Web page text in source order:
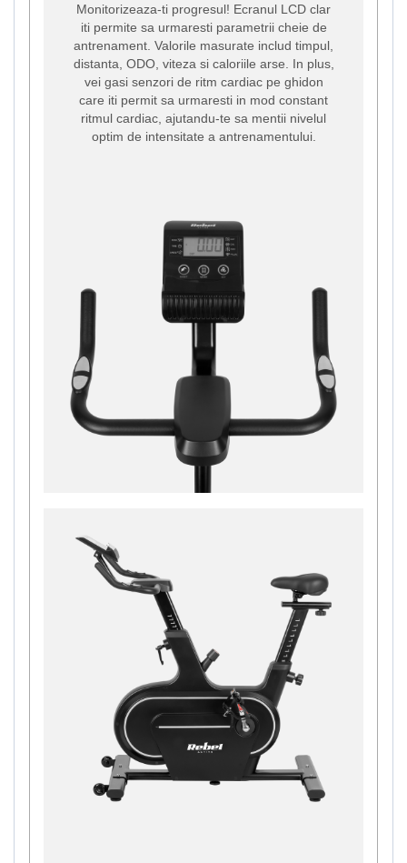
Monitorizeaza-ti progresul! Ecranul LCD clar
iti permite sa urmaresti parametrii cheie de
antrenament. Valorile masurate includ timpul,
distanta, ODO, viteza si caloriile arse. In plus,
vei gasi senzori de ritm cardiac pe ghidon
care iti permit sa urmaresti in mod constant
ritmul cardiac, ajutandu-te sa mentii nivelul
optim de intensitate a antrenamentului.